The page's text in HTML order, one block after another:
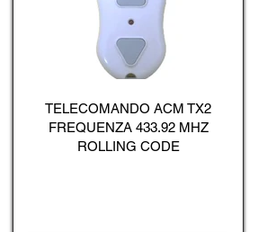
TELECOMANDO ACM TX2
FREQUENZA 433.92 MHZ
ROLLING CODE